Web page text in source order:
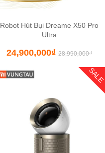
Robot Hút Bụi Dreame X50 Pro
Ultra
24,900,000₫ 28,990,000₫
SALE